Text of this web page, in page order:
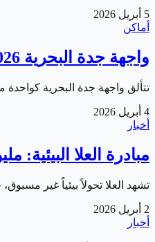
5 أبريل 2026
أماكن
واجهة جدة البحرية 2026: دليلك الشامل لأجمل وجهة سياحية على البحر الأحمر
تتألق واجهة جدة البحرية كواحدة من أبرز الوجهات
4 أبريل 2026
أخبار
مبادرة العلا
تشهد العلا تحولاً بيئياً غير
2 أبريل 2026
أخبار